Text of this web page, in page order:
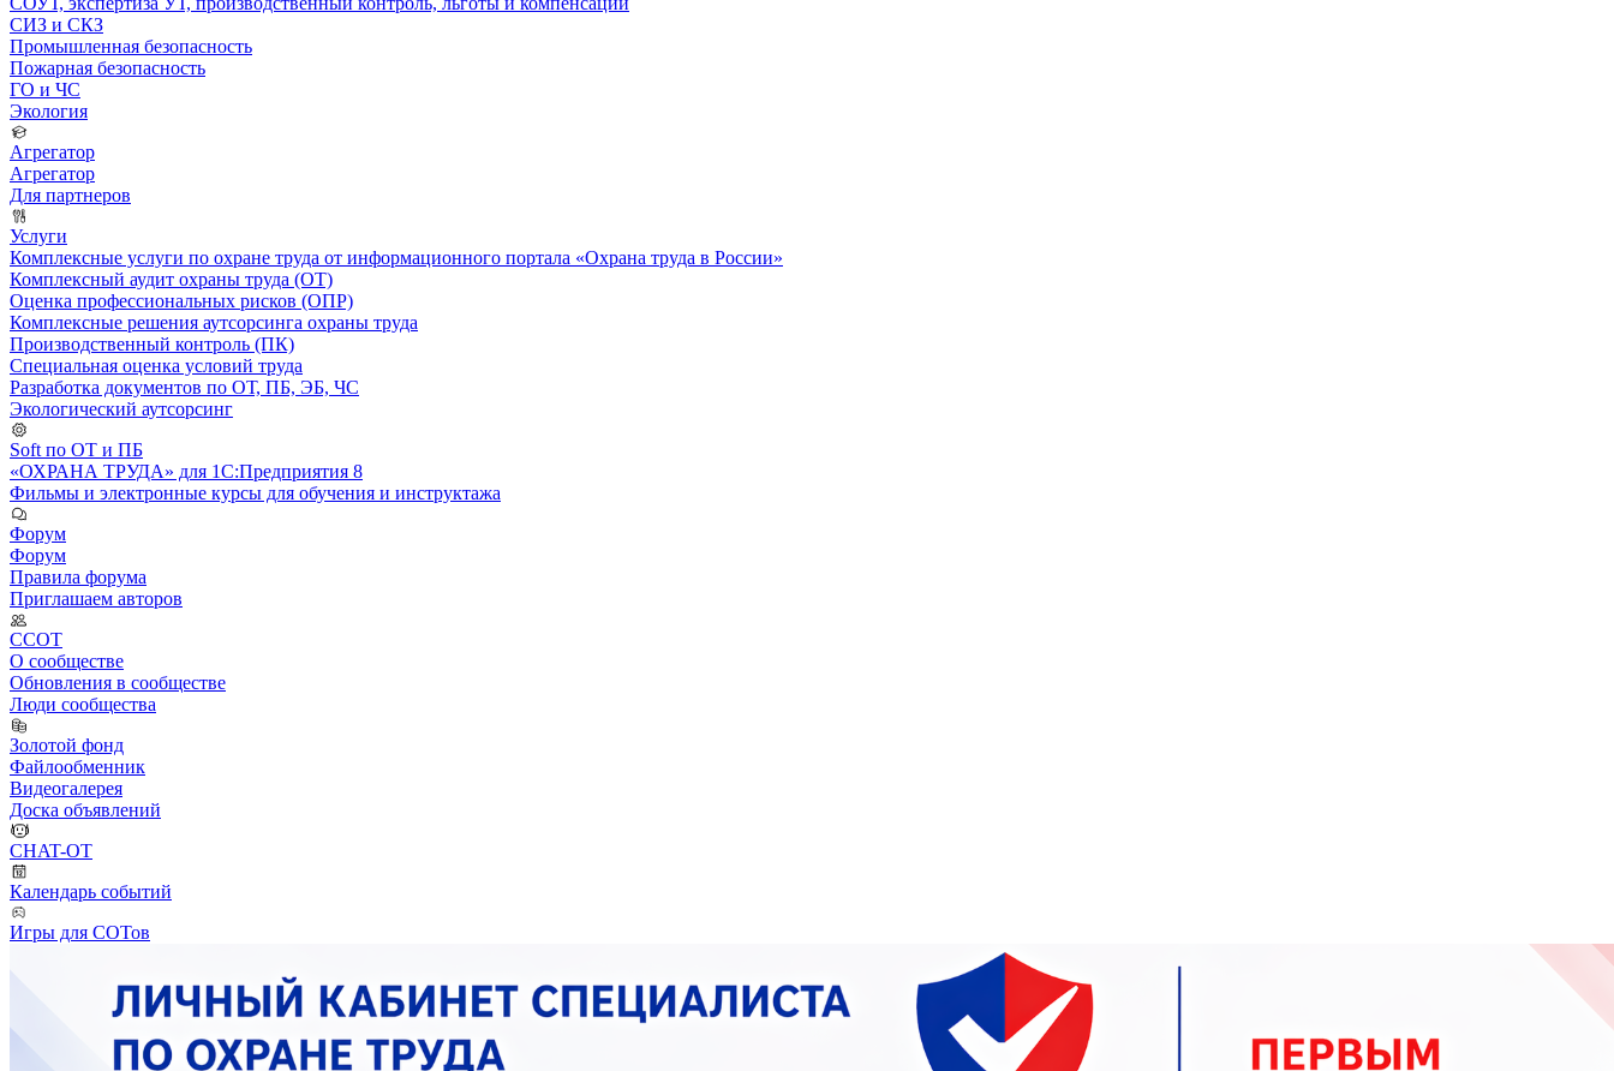
СИЗ и СКЗ
Промышленная безопасность
Пожарная безопасность
ГО и ЧС
Экология
Агрегатор
Агрегатор
Для партнеров
Услуги
Комплексные услуги по охране труда от информационного портала «Охрана труда в России»
Комплексный аудит охраны труда (ОТ)
Оценка профессиональных рисков (ОПР)
Комплексные решения аутсорсинга охраны труда
Производственный контроль (ПК)
Специальная оценка условий труда
Разработка документов по ОТ, ПБ, ЭБ, ЧС
Экологический аутсорсинг
Soft по ОТ и ПБ
«ОХРАНА ТРУДА» для 1С:Предприятия 8
Фильмы и электронные курсы для обучения и инструктажа
Форум
Форум
Правила форума
Приглашаем авторов
ССОТ
О сообществе
Обновления в сообществе
Люди сообщества
Золотой фонд
Файлообменник
Видеогалерея
Доска объявлений
CHAT-OT
Календарь событий
Игры для СОТов